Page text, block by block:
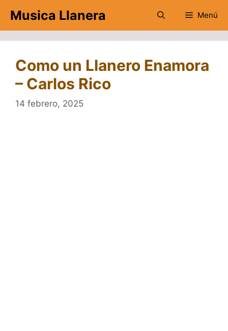
contenido
Musica Llanera Menú
Como un Llanero Enamora
– Carlos Rico
14 febrero, 2025